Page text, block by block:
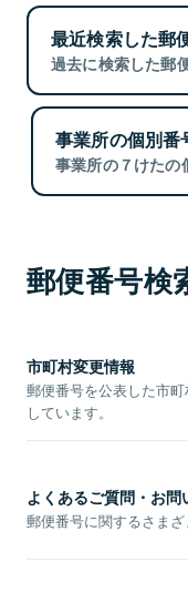
最近検索した郵
過去に検索した郵
事業所の個別番
事業所の７けたの
郵便番号検
市町村変更情報
郵便番号を公表した市
しています。
よくあるご質問・お問
郵便番号に関するさまざ